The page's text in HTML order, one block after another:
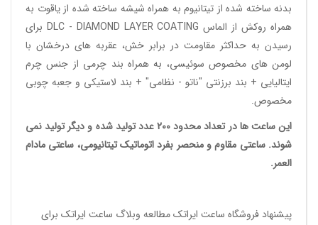
بدنه ساخته شده از تیتانیوم به همراه شیشه ساخته شده از یاقوت به
همراه روکش از الماس DLC - DIAMOND LAYER COATING برای
رسیدن به حداکثر مقاومت در برابر خش، عقربه های درخشان با
لومن های مخصوص سوئیسی، به همراه بند چرمی از جنس چرم
ایتالیایی + بند برزنتی "ناتو - نظامی" + بند لاستیکی و جعبه چوبی
مخصوص.
این ساعت ها در تعداد محدود 200 عدد تولید شده و دیگر تولید نمی
شوند. ساعتی مقاوم و منحصر بفرد اتوماتیک تیتانیومی، ساعتی مادام
العمر.
پیشنهاد فروشگاه ساعت ایراتک مطالعه وبلاگ ساعت ایراتک برای